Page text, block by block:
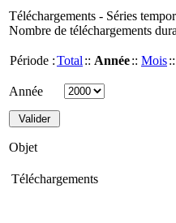
Téléchargements - Séries
Nombre de téléchargements
Période :Total :: Année:: Mois::
Année
Objet
Téléchargements